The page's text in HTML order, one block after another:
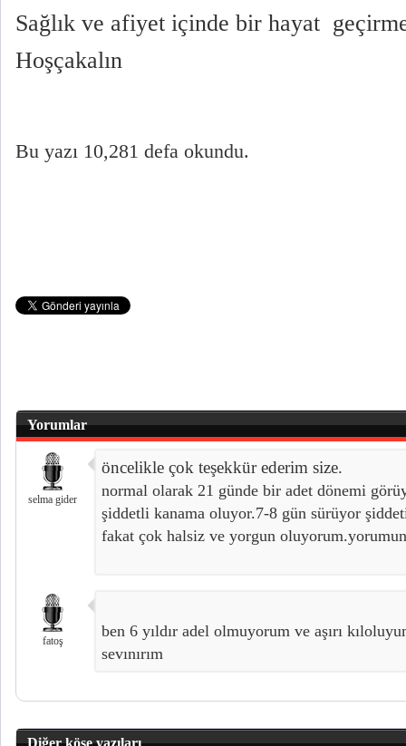
Sağlık ve afiyet içinde bir hayat
Hoşçakalın
Bu yazı 10,281 defa okundu.
Yorumlar
selma gider
öncelikle çok teşekkür ederim size.
normal olarak 21 günde bir adet dönemi
şiddetli kanama oluyor.7-8 gün sürüyor
fakat çok halsiz ve yorgun
fatoş
ben 6 yıldır adel olmuyorum ve aşırı
sevınırım
Diğer köşe yazıları